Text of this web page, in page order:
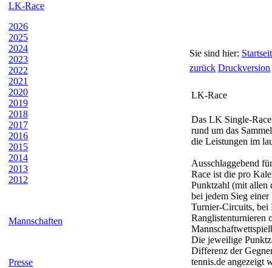
LK-Race
2026
2025
2024
2023
2022
2021
2020
2019
2018
2017
2016
2015
2014
2013
2012
Mannschaften
Presse
Sie sind hier:
zurück Druckversion
LK-Race
Das LK Single-
rund um das
die Leistungen im
Ausschlaggebend
Race ist die pro
Punktzahl (mit allen
bei jedem Sieg
Turnier-Circuits, bei
Ranglistenturnieren
Die jeweilige
Differenz der
tennis.de angezeigt